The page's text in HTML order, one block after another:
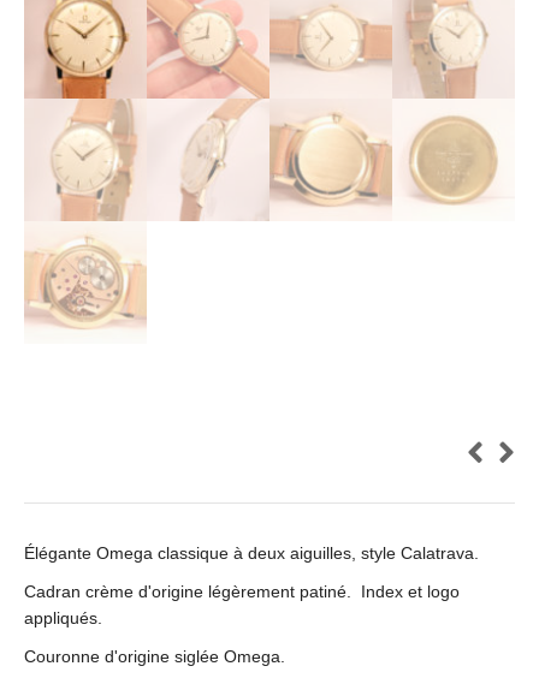
Élégante Omega classique à deux aiguilles, style Calatrava.
Cadran crème d'origine légèrement patiné. Index et logo
appliqués.
Couronne d'origine siglée Omega.